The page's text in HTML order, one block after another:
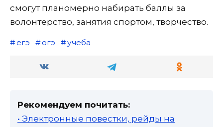
смогут планомерно набирать баллы за
волонтерство, занятия спортом, творчество.
егэ огэ учеба
Рекомендуем почитать:
• Электронные повестки, рейды на